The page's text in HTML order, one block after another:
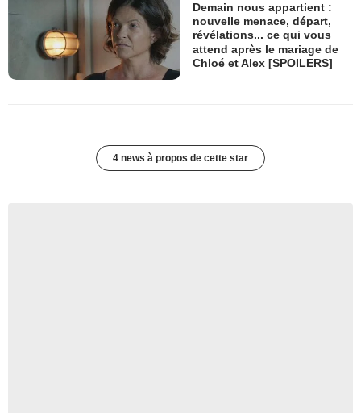
Demain nous appartient :
nouvelle menace, départ,
révélations... ce qui vous
attend après le mariage de
Chloé et Alex [SPOILERS]
4 news à propos de cette star